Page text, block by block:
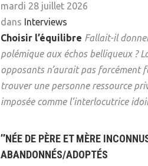
mardi 28 juillet 2026
dans Interviews
Choisir l’équilibre Fallait-il
polémique aux échos belliqueux ?
opposants n’aurait pas
trouver une personne ressource
imposée comme l’interlocutrice
’’NÉE DE PÈRE ET MÈRE
ABANDONNÉS/ADOPTÉS